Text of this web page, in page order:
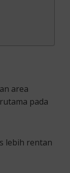
area
pada
lebih rentan